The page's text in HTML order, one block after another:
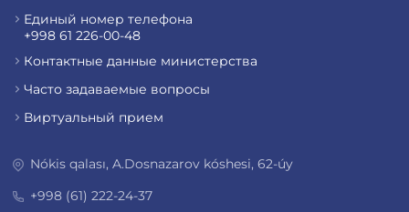
Единый номер телефона
+998 61 226-00-48
Контактные данные министерства
Часто задаваемые вопросы
Виртуальный прием
Nókis qalası, A.Dosnazarov kóshesi, 62-úy
+998 (61) 222-24-37